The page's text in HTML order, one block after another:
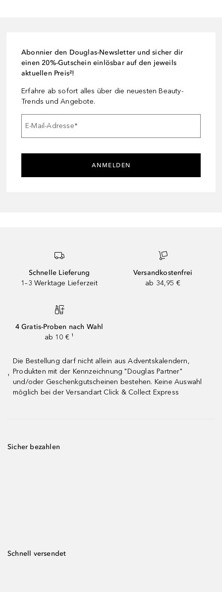
Abonnier den Douglas-Newsletter und sicher dir
einen 20%-Gutschein einlösbar auf den jeweils
aktuellen Preis²!
Erfahre ab sofort alles über die neuesten Beauty-
Trends und Angebote.
E-Mail-Adresse*
ANMELDEN
Schnelle Lieferung
1–3 Werktage Lieferzeit
Versandkostenfrei
ab 34,95 €
4 Gratis-Proben nach Wahl
ab 10 € ¹
¹
Die Bestellung darf nicht allein aus Adventskalendern,
Produkten mit der Kennzeichnung "Douglas Partner"
und/oder Geschenkgutscheinen bestehen. Keine Auswahl
möglich bei der Versandart Click & Collect Express
Sicher bezahlen
Schnell versendet